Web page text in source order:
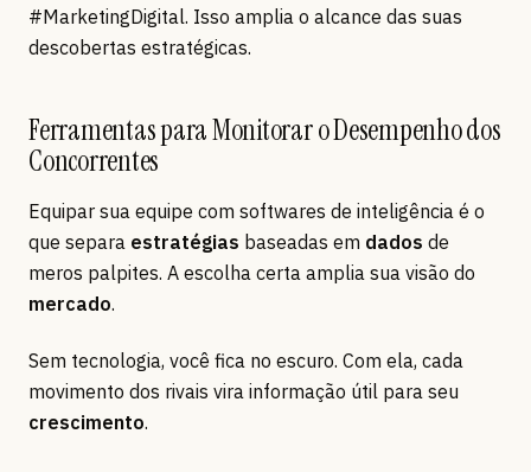
#MarketingDigital. Isso amplia o alcance das suas
descobertas estratégicas.
Ferramentas para Monitorar o Desempenho dos
Concorrentes
Equipar sua equipe com softwares de inteligência é o
que separa estratégias baseadas em dados de
meros palpites. A escolha certa amplia sua visão do
mercado.
Sem tecnologia, você fica no escuro. Com ela, cada
movimento dos rivais vira informação útil para seu
crescimento.